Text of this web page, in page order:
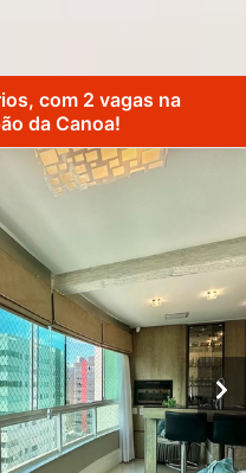
com 2 vagas na
da Canoa!